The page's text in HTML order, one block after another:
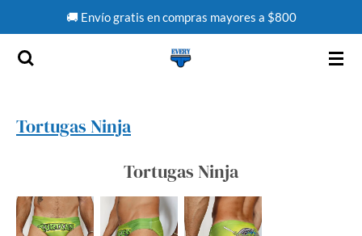
contenido
🚚 Envío gratis en compras mayores a $800
Tortugas Ninja
Tortugas Ninja